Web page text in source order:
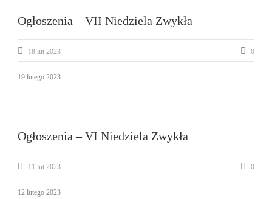
Ogłoszenia – VII Niedziela Zwykła
18 lut 2023 0
19 lutego 2023
Ogłoszenia – VI Niedziela Zwykła
11 lut 2023 0
12 lutego 2023